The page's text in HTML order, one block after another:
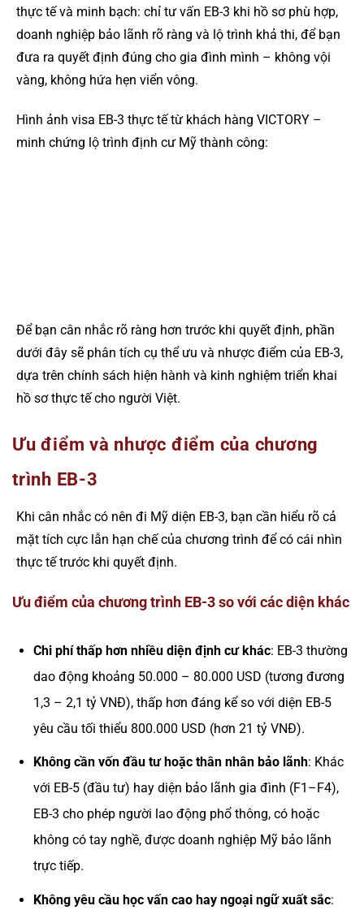
thực tế và minh bạch: chỉ tư vấn EB-3 khi hồ sơ phù hợp,
doanh nghiệp bảo lãnh rõ ràng và lộ trình khả thi, để bạn
đưa ra quyết định đúng cho gia đình mình – không vội
vàng, không hứa hẹn viển vông.
Hình ảnh visa EB-3 thực tế từ khách hàng VICTORY –
minh chứng lộ trình định cư Mỹ thành công:
Để bạn cân nhắc rõ ràng hơn trước khi quyết định, phần
dưới đây sẽ phân tích cụ thể ưu và nhược điểm của EB-3,
dựa trên chính sách hiện hành và kinh nghiệm triển khai
hồ sơ thực tế cho người Việt.
Ưu điểm và nhược điểm của chương
trình EB-3
Khi cân nhắc có nên đi Mỹ diện EB-3, bạn cần hiểu rõ cả
mặt tích cực lẫn hạn chế của chương trình để có cái nhìn
thực tế trước khi quyết định.
Ưu điểm của chương trình EB-3 so với các diện khác
Chi phí thấp hơn nhiều diện định cư khác: EB-3 thường
dao động khoảng 50.000 – 80.000 USD (tương đương
1,3 – 2,1 tỷ VNĐ), thấp hơn đáng kể so với diện EB-5
yêu cầu tối thiểu 800.000 USD (hơn 21 tỷ VNĐ).
Không cần vốn đầu tư hoặc thân nhân bảo lãnh: Khác
với EB-5 (đầu tư) hay diện bảo lãnh gia đình (F1–F4),
EB-3 cho phép người lao động phổ thông, có hoặc
không có tay nghề, được doanh nghiệp Mỹ bảo lãnh
trực tiếp.
Không yêu cầu học vấn cao hay ngoại ngữ xuất sắc: